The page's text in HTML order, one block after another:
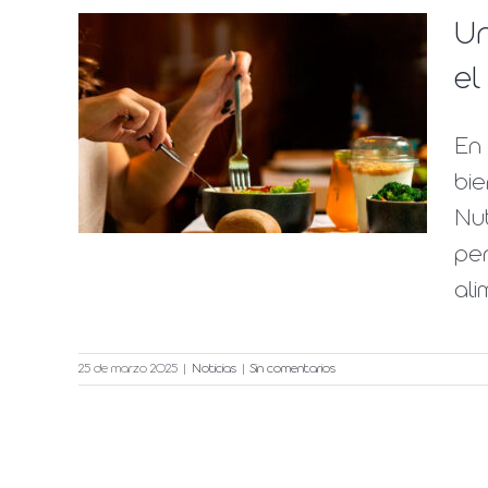
el
25 de marzo 2025 Noticias Sin comentarios